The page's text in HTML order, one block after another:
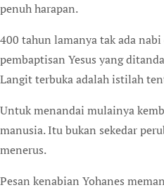
penuh harapan.
400 tahun lamanya tak ada
pembaptisan Yesus yang
Langit terbuka adalah istilah
Untuk menandai mulainya
manusia. Itu bukan sekedar
menerus.
Pesan kenabian Yohanes